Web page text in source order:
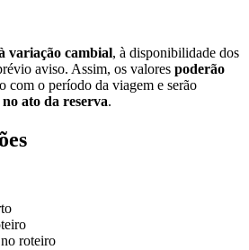
variação cambial, à disponibilidade dos
aviso. Assim, os valores poderão
com o período da viagem e serão
ato da reserva.
roteiro